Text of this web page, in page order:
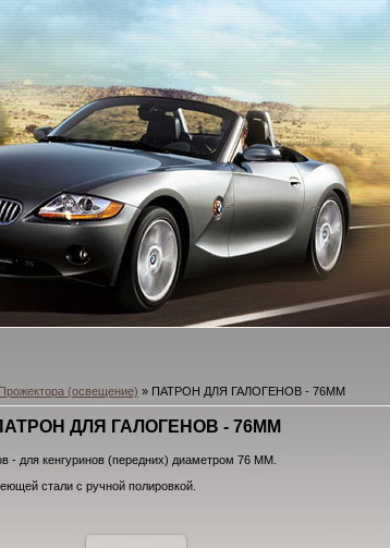
Прожектора (освещение) » ПАТРОН ДЛЯ ГАЛОГЕНОВ - 76MM
ДЛЯ ГАЛОГЕНОВ - 76MM
- для кенгуринов (передних) диаметром 76 MM.
стали с ручной полировкой.